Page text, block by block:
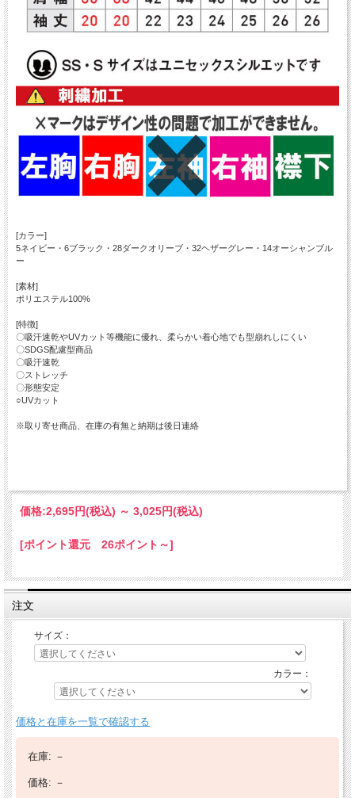
[カラー]
5ネイビー・6ブラック・28ダークオリーブ・32ヘザーグレー・14オーシャンブル
ー
[素材]
ポリエステル100%
[特徴]
〇吸汗速乾やUVカット等機能に優れ、柔らかい着心地でも型崩れしにくい
〇SDGS配慮型商品
〇吸汗速乾
〇ストレッチ
〇形態安定
○UVカット
※取り寄せ商品、在庫の有無と納期は後日連絡
価格:2,695円(税込) ～ 3,025円(税込)
[ポイント還元 26ポイント～]
注文
サイズ：
カラー：
価格と在庫を一覧で確認する
在庫: －
価格: －